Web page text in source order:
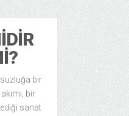
bir
bir
sanat